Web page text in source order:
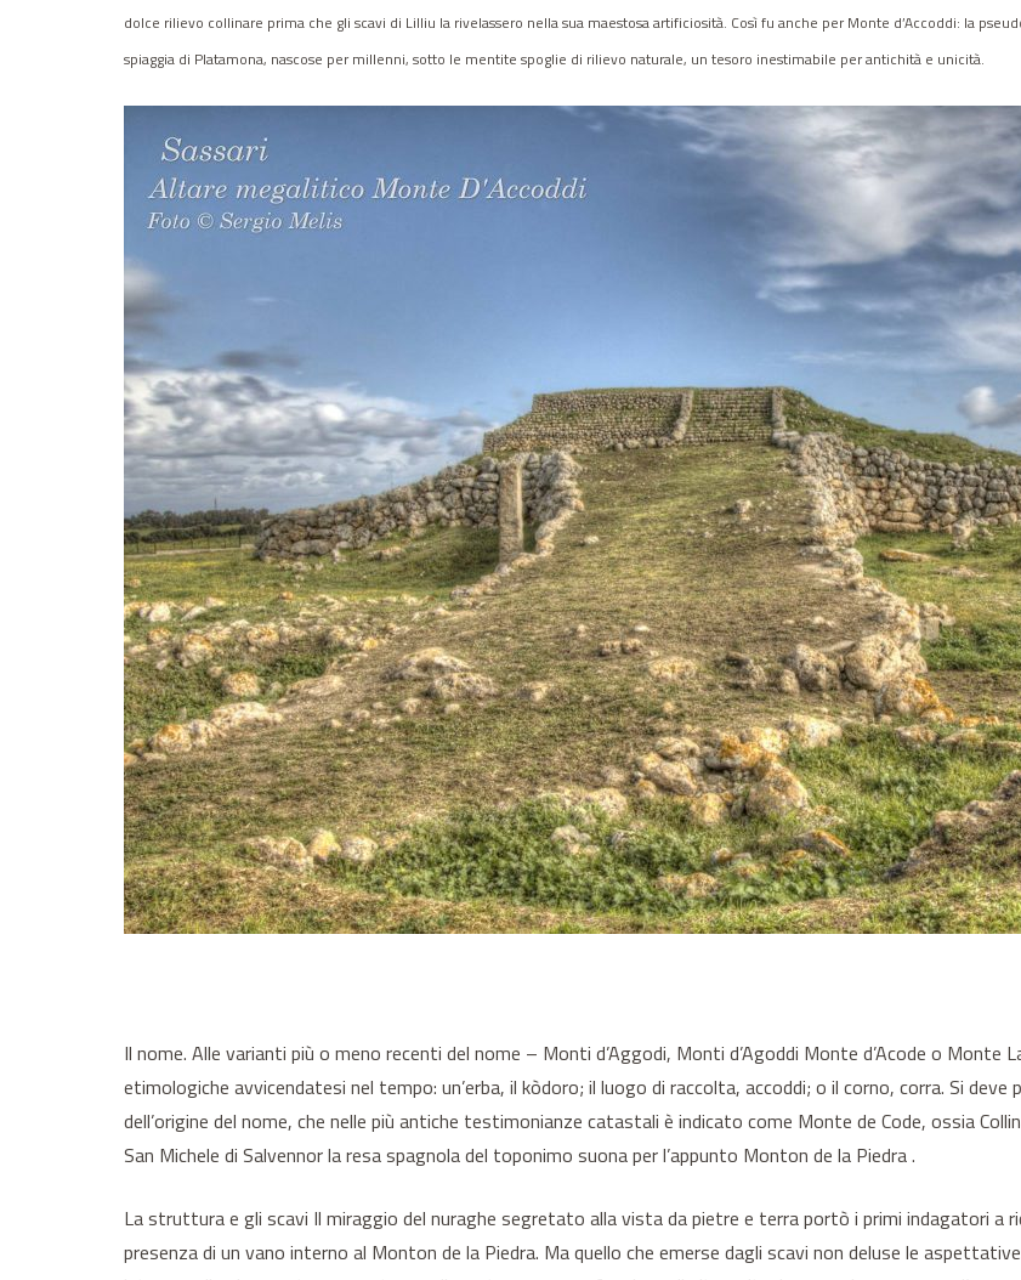
dolce rilievo collinare prima che gli scavi di Lilliu la rivelassero nella sua maestosa artificiosità. Così fu anche per Monte d’Accoddi: la
spiaggia di Platamona, nascose per millenni, sotto le mentite spoglie di rilievo naturale, un tesoro inestimabile per antichità e unicità.
Il nome. Alle varianti più o meno recenti del nome – Monti d’Aggodi, Monti d’Agoddi Monte d’Acode o
etimologiche avvicendatesi nel tempo: un’erba, il kòdoro; il luogo di raccolta, accoddi; o il corno, corra. Si
dell’origine del nome, che nelle più antiche testimonianze catastali è indicato come Monte de Code, ossia
San Michele di Salvennor la resa spagnola del toponimo suona per l’appunto Monton de la Piedra .
La struttura e gli scavi Il miraggio del nuraghe segretato alla vista da pietre e terra portò i primi indagatori
presenza di un vano interno al Monton de la Piedra. Ma quello che emerse dagli scavi non deluse le